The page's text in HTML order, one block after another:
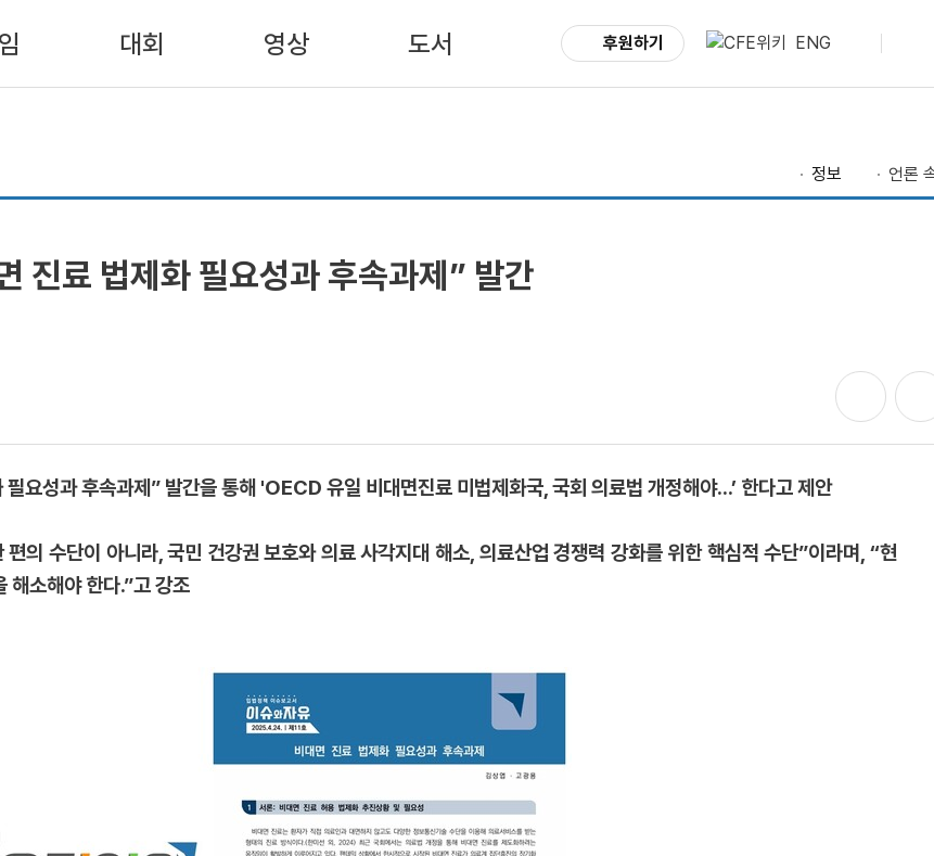
대회 영상 도서 후원하기 ENG
정보 언론
진료 법제화 필요성과 후속과제” 발간
요성과 후속과제” 발간을 통해 'OECD 유일 비대면진료 미법제화국, 국회 의료법 개정해야...’ 한다고 제안
의 수단이 아니라, 국민 건강권 보호와 의료 사각지대 해소, 의료산업 경쟁력 강화를 위한 핵심적 수단”이라며, “현
해소해야 한다.”고 강조